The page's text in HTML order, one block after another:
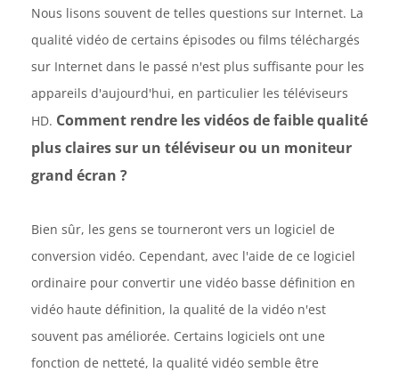
Nous lisons souvent de telles questions sur Internet. La
qualité vidéo de certains épisodes ou films téléchargés
sur Internet dans le passé n'est plus suffisante pour les
appareils d'aujourd'hui, en particulier les téléviseurs
HD. Comment rendre les vidéos de faible qualité
plus claires sur un téléviseur ou un moniteur
grand écran ?
Bien sûr, les gens se tourneront vers un logiciel de
conversion vidéo. Cependant, avec l'aide de ce logiciel
ordinaire pour convertir une vidéo basse définition en
vidéo haute définition, la qualité de la vidéo n'est
souvent pas améliorée. Certains logiciels ont une
fonction de netteté, la qualité vidéo semble être